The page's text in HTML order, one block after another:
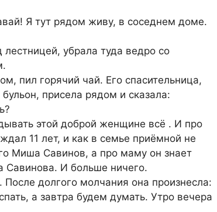
Я тут рядом живу, в соседнем доме.
убрала туда ведро со
пил горячий чай. Его спасительница,
присела рядом и сказала:
этой доброй женщине всё . И про
11 лет, и как в семье приёмной не
Миша Савинов, а про маму он знает
Савинова. И больше ничего.
долгого молчания она произнесла:
а завтра будем думать. Утро вечера